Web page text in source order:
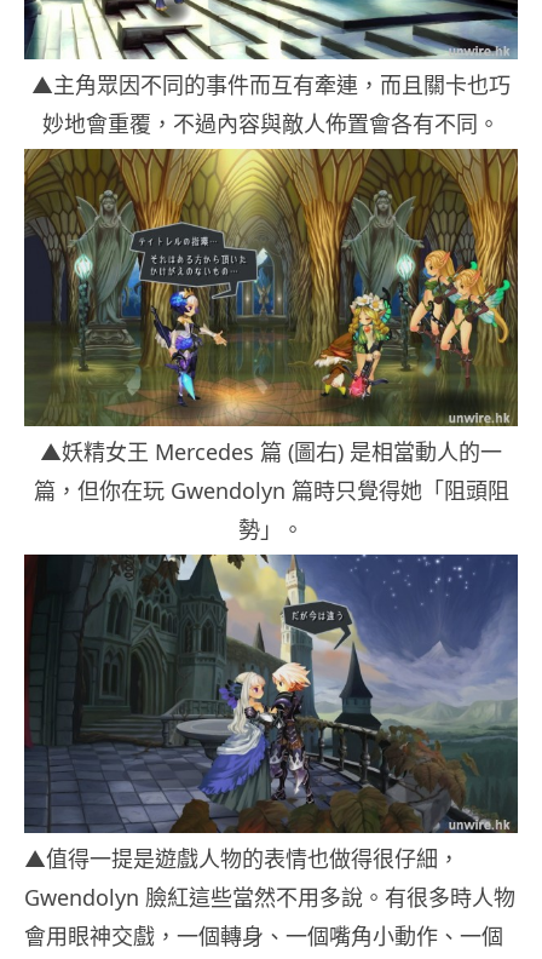
▲主角眾因不同的事件而互有牽連，而且關卡也巧
妙地會重覆，不過內容與敵人佈置會各有不同。
▲妖精女王 Mercedes 篇 (圖右) 是相當動人的一
篇，但你在玩 Gwendolyn 篇時只覺得她「阻頭阻
勢」。
▲值得一提是遊戲人物的表情也做得很仔細，
Gwendolyn 臉紅這些當然不用多說。有很多時人物
會用眼神交戲，一個轉身、一個嘴角小動作、一個